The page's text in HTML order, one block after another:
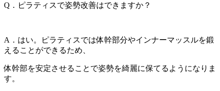
Q．ピラティスで姿勢改善はできますか？
A．はい。ピラティスでは体幹部分やインナーマッスルを鍛
えることができるため、
体幹部を安定させることで姿勢を綺麗に保てるようになりま
す。